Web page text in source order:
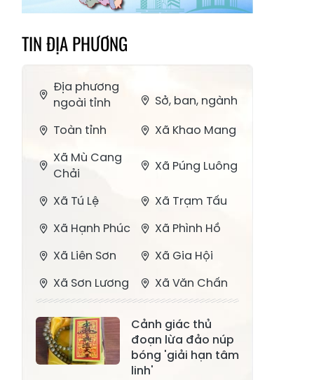
TIN ĐỊA PHƯƠNG
Địa phương
ngoài tỉnh
Sở, ban, ngành
Toàn tỉnh
Xã Khao Mang
Xã Mù Cang
Chải
Xã Púng Luông
Xã Tú Lệ
Xã Trạm Tấu
Xã Hạnh Phúc
Xã Phình Hồ
Xã Liên Sơn
Xã Gia Hội
Xã Sơn Lương
Xã Văn Chấn
Bằng La
Xã Chấn Thịnh
Xã Nghĩa Tâm
Xã Phong Dụ
Cảnh giác thủ
đoạn lừa đảo núp
bóng 'giải hạn tâm
linh'